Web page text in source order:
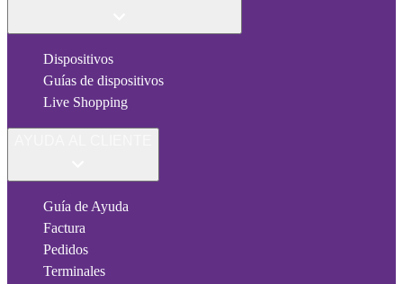
Dispositivos
Guías de dispositivos
Live Shopping
Guía de Ayuda
Factura
Pedidos
Terminales